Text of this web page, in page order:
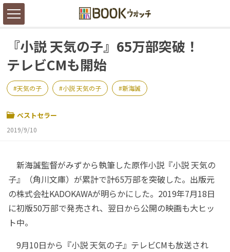
『小説 天気の子』65万部突破！
テレビCMも開始
天気の子 小説 天気の子 新海誠
ベストセラー
2019/9/10
新海誠監督がみずから執筆した原作小説『小説 天気の
子』（角川文庫）が累計で計65万部を突破した。出版元
の株式会社KADOKAWAが明らかにした。2019年7月18日
に初版50万部で発売され、翌日から公開の映画も大ヒッ
ト中。
9月10日から『小説 天気の子』テレビCMも放送され